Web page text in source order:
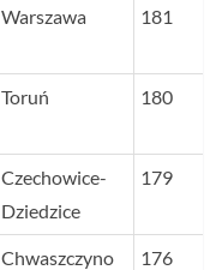
Warszawa 181
Toruń 180
Czechowice-
Dziedzice
179
Chwaszczyno 176